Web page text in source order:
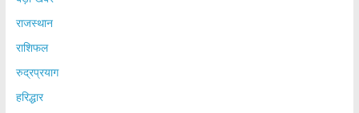
राजस्थान
राशिफल
रुद्रप्रयाग
हरिद्धार